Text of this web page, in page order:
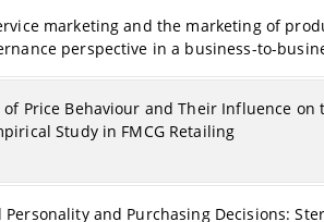
marketing and the marketing of
perspective in a business-to-
of Price Behaviour and Their Influence on
Study in FMCG Retailing
Personality and Purchasing Decisions: